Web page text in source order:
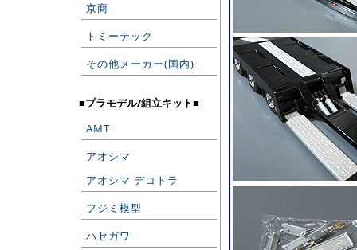
京商
トミーテック
その他メーカー(国内)
■プラモデル/組立キット■
AMT
アオシマ
アオシマ デコトラ
フジミ模型
ハセガワ